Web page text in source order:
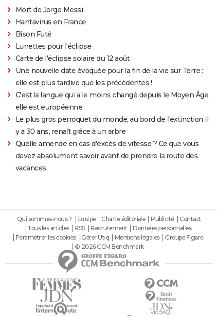
Mort de Jorge Messi
Hantavirus en France
Bison Futé
Lunettes pour l'éclipse
Carte de l'éclipse solaire du 12 août
Une nouvelle date évoquée pour la fin de la vie sur Terre :
elle est plus tardive que les précédentes !
C'est la langue qui a le moins changé depuis le Moyen Âge,
elle est européenne
Le plus gros perroquet du monde, au bord de l'extinction il
y a 30 ans, renaît grâce à un arbre
Quelle amende en cas d'excès de vitesse ? Ce que vous
devez absolument savoir avant de prendre la route des
vacances
Qui sommes-nous ? Equipe Charte éditoriale Publicité
Contact
Tous les articles
RSS Recrutement
Données personnelles
Paramétrer les cookies
Gérer Utiq Mentions légales
Groupe Figaro
© 2026 CCM Benchmark